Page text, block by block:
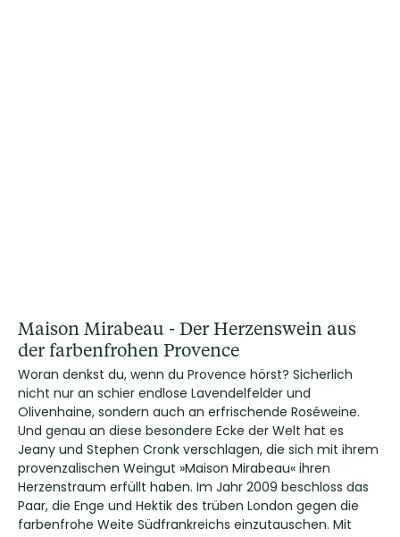
Maison Mirabeau - Der Herzenswein aus
der farbenfrohen Provence
Woran denkst du, wenn du Provence hörst? Sicherlich
nicht nur an schier endlose Lavendelfelder und
Olivenhaine, sondern auch an erfrischende Roséweine.
Und genau an diese besondere Ecke der Welt hat es
Jeany und Stephen Cronk verschlagen, die sich mit ihrem
provenzalischen Weingut »Maison Mirabeau« ihren
Herzenstraum erfüllt haben. Im Jahr 2009 beschloss das
Paar, die Enge und Hektik des trüben London gegen die
farbenfrohe Weite Südfrankreichs einzutauschen. Mit